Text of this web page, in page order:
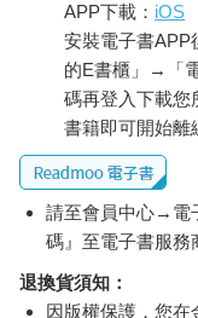
金石堂及銀行均不會
ATM提款機，請不要
購買須知：
使用金石堂電子書服
電子書分為「金石堂(
碼)」兩種：
將儲存於會員中心
閱讀直接開啟閱讀